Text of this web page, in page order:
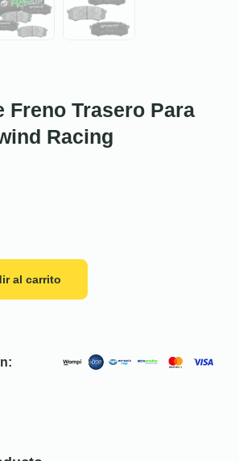
Freno Trasero Para
Racing
al carrito